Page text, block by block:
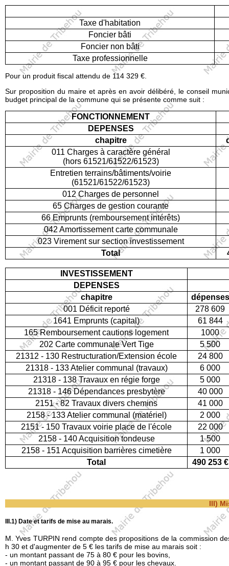
Taxe d'habitation
Foncier bâti
Foncier non bâti
Taxe professionnelle
Pour un produit fiscal attendu de 114 329 €.
Sur proposition du maire et après en avoir délibéré, le conseil
budget principal de la commune qui se présente comme suit :
FONCTIONNEMENT
DEPENSES
chapitre
011 Charges à caractère général
(hors 61521/61522/61523)
Entretien terrains/bâtiments/voirie
(61521/61522/61523)
012 Charges de personnel
65 Charges de gestion courante
66 Emprunts (remboursement intérêts)
042 Amortissement carte communale
023 Virement sur section investissement
Total
INVESTISSEMENT
DEPENSES
chapitre
dépenses
001 Déficit reporté
278 609
1641 Emprunts (capital)
61 844
165 Remboursement cautions logement
1000
202 Carte communale Vert Tige
5 500
21312 - 130 Restructuration/Extension école
24 800
21318 - 133 Atelier communal (travaux)
6 000
21318 - 138 Travaux en régie forge
5 000
21318 - 146 Dépendances presbytère
40 000
2151 - 82 Travaux divers chemins
41 000
2158 - 133 Atelier communal (matériel)
2 000
2151 - 150 Travaux voirie place de l'école
22 000
2158 - 140 Acquisition tondeuse
1 500
2158 - 151 Acquisition barrières cimetière
1 000
Total
490 253 €
III)
III.1) Date et tarifs de mise au marais.
M. Yves TURPIN rend compte des propositions de la commission
h 30 et d'augmenter de 5 € les tarifs de mise au marais soit :
- un montant passant de 75 à 80 € pour les bovins,
- un montant passant de 90 à 95 € pour les chevaux.